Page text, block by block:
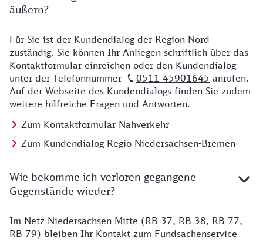
äußern?
Details zu Kontakt
Für Sie ist der Kundendialog der Region Nord
zuständig. Sie können Ihr Anliegen schriftlich über das
Kontaktformular einreichen oder den Kundendialog
unter der Telefonnummer
0511 45901645 anrufen.
Auf der Webseite des Kundendialogs finden Sie zudem
weitere hilfreiche Fragen und Antworten.
Zum Kontaktformular Nahverkehr
Zum Kundendialog Regio Niedersachsen-Bremen
Wie bekomme ich verloren gegangene
Gegenstände wieder?
Details zu Kontakt
Im Netz Niedersachsen Mitte (RB 37, RB 38, RB 77,
RB 79) bleiben Ihr Kontakt zum Fundsachenservice